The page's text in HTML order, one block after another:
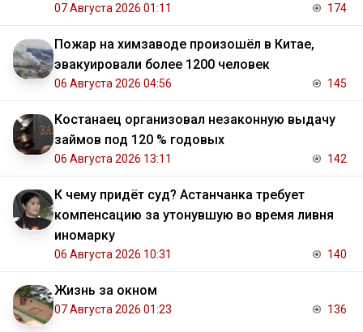
07 Августа 2026 01:11 174
Пожар на химзаводе произошёл в Китае,
эвакуировали более 1200 человек
06 Августа 2026 04:56 145
Костанаец организовал незаконную выдачу
займов под 120 % годовых
06 Августа 2026 13:11 142
К чему придёт суд? Астанчанка требует
компенсацию за утонувшую во время ливня
иномарку
06 Августа 2026 10:31 140
Жизнь за окном
07 Августа 2026 01:23 136